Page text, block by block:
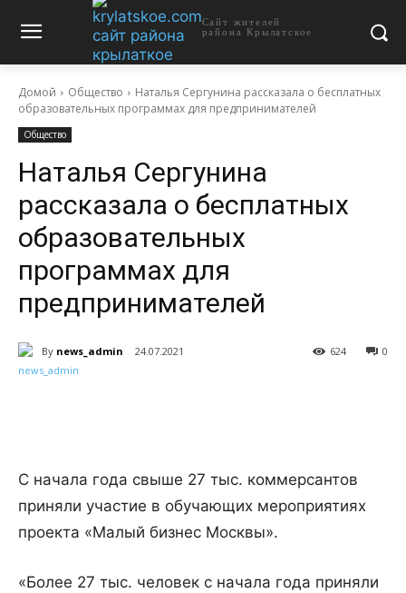
Сайт жителей
района Крылатское
Домой Общество
Наталья Сергунина рассказала о бесплатных
образовательных программах для предпринимателей
Общество
Наталья Сергунина
рассказала о бесплатных
образовательных
программах для
предпринимателей
By news_admin 24.07.2021 0
624
С начала года свыше 27 тыс. коммерсантов
приняли участие в обучающих мероприятиях
проекта «Малый бизнес Москвы».
«Более 27 тыс. человек с начала года приняли